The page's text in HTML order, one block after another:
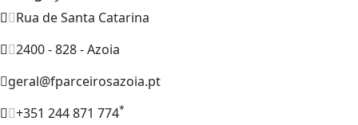
Rua de Santa Catarina
2400 - 828 - Azoia
geral@fparceirosazoia.pt
+351 244 871 774*